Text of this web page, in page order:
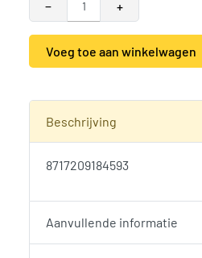
− +
Voeg toe aan winkelwagen
Beschrijving
8717209184593
Aanvullende informatie